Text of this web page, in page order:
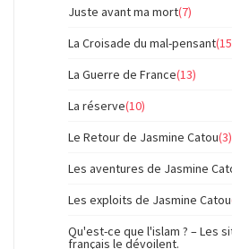
Juste avant ma mort(7)
La Croisade du mal-pensant
La Guerre de France(13)
La réserve(10)
Le Retour de Jasmine Catou(3)
Les aventures de Jasmine
Les exploits de Jasmine Catou
Qu'est-ce que l'islam ? – Les
français le dévoilent.